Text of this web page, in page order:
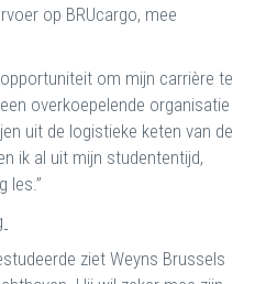
op BRUcargo, mee
om mijn carrière te
overkoepelende organisatie
uit de logistieke keten van de
ik al uit mijn studententijd,
les.”
ziet Weyns Brussels